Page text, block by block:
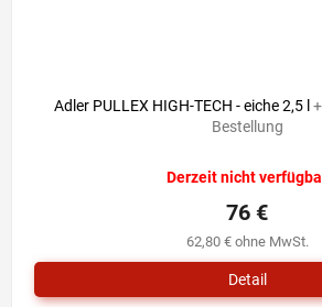
Adler PULLEX HIGH-TECH - eiche 2,5 l
Bestellung
Derzeit nicht
62,80 € ohne MwSt.
76 €
Detail